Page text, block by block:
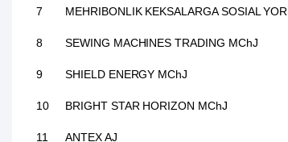
7 MEHRIBONLIK KEKSALARGA SOSIAL
8 SEWING MACHINES TRADING MChJ
9 SHIELD ENERGY MChJ
10 BRIGHT STAR HORIZON MChJ
11 ANTEX AJ